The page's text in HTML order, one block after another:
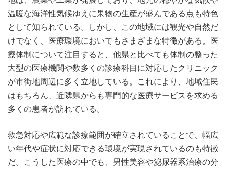
温暖な海洋性気候ゆえに果物の生産が盛んである点も特色
として知られている。しかし、この地域には観光や自然だ
けでなく、医療環境においてもさまざまな特徴がある。医
療体制について注目すると、他県と比べても体制の整った
大型の医療機関や数多くの診療科目に対応したクリニック
が市街地周辺に多く立地している。これにより、地域住民
はもちろん、近隣県からも専門的な医療サービスを求める
多くの患者が訪れている。
救急対応や広範な診療範囲が確立されていることで、幅広
い年代や症状に対応できる環境が実現されているのも特徴
だ。こうした医療の中でも、男性美容や泌尿器系治療の分